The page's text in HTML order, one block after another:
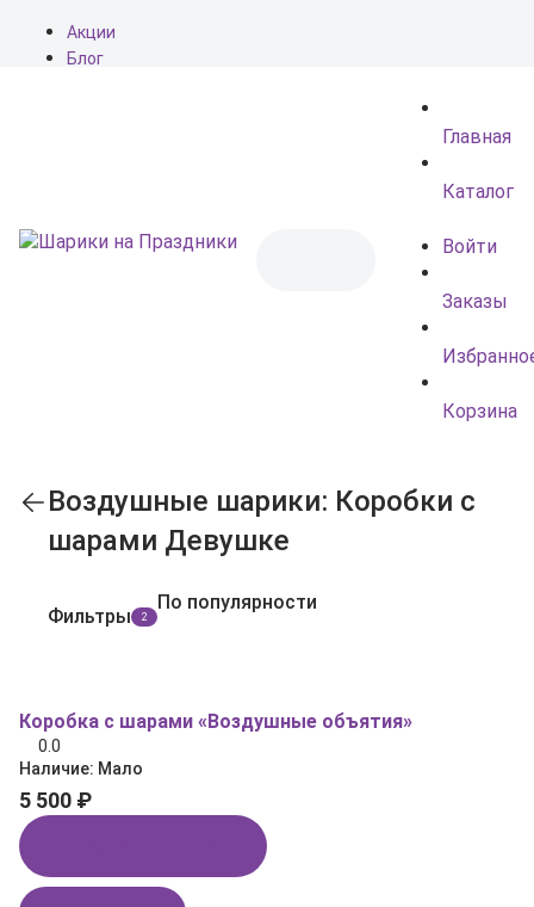
Акции
Блог
Главная
Каталог
Войти
Заказы
Корзина
Воздушные шарики: Коробки с
шарами Девушке
Фильтры 2
По популярности
Коробка с шарами «Воздушные объятия»
0.0
Наличие: Мало
5 500 ₽